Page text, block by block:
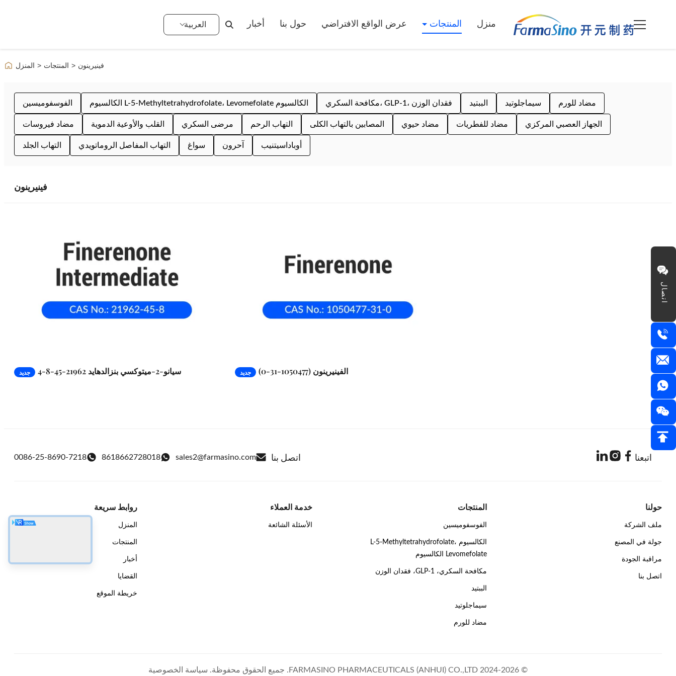
اتصال
منزل المنتجات عرض الواقع الافتراضي حول بنا أخبار العربية
المنزل > المنتجات > فينيرينون
الفوسفوميسين الكالسيوم L-5-Methyltetrahydrofolate، Levomefolate الكالسيوم مكافحة السكري، GLP-1، فقدان الوزن الببتيد سيماجلوتيد مضاد للورم
مضاد فيروسات القلب والأوعية الدموية مرضى السكري التهاب الرحم المصابين بالتهاب الكلى مضاد حيوي مضاد للفطريات الجهاز العصبي المركزي
التهاب الجلد التهاب المفاصل الروماتويدي سواغ آحرون أوباداسيتنيب
فينيرينون
جديد 4-سيانو-2-ميتوكسي بنزالدهايد 21962-45-8 جديد الفينيرينون (1050477-31-0)
اتبعنا اتصل بنا sales2@farmasino.com
8618662728018
0086-25-8690-7218
حولنا
ملف الشركة
جولة في المصنع
مراقبة الجودة
اتصل بنا
المنتجات
الفوسفوميسين
الكالسيوم L-5-Methyltetrahydrofolate،
Levomefolate الكالسيوم
مكافحة السكري، GLP-1، فقدان الوزن
الببتيد
سيماجلوتيد
مضاد للورم
خدمة العملاء
الأسئلة الشائعة
روابط سريعة
المنزل
المنتجات
أخبار
القضايا
خريطة الموقع
© 2024-2026 FARMASINO PHARMACEUTICALS (ANHUI) CO.,LTD. جميع الحقوق محفوظة. سياسة الخصوصية